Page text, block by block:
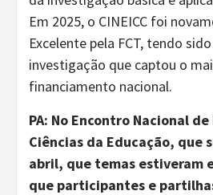
Em 2025, o CINEICC foi
Excelente pela FCT, tendo
investigação que captou o
financiamento nacional.
PA: No Encontro Nacional
Ciências da Educação, que
abril, que temas estiveram
que participantes e